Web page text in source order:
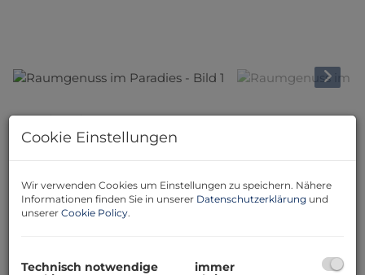
Beschreibung
Raumgenuss im Paradies
Diese verführerisch romantische Liegenschaft befindet
sich in prächtiger Ruhelage am Ortsrand. Das Objekt
besteht aus einem Wohnhaus, das in einer Ebene bis
barrierefrei zu bezeichnen ist. Der Garten ist ummauert
und bildet mit dem Baukörper eine Einheit die
Cookie Einstellungen
Wir verwenden Cookies um Einstellungen zu speichern. Nähere
Informationen finden Sie in unserer Datenschutzerklärung und
unserer Cookie Policy.
Technisch notwendige
immer